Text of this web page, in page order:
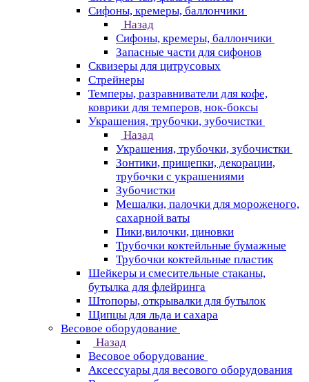
Сифоны, кремеры, баллончики
Назад
Сифоны, кремеры, баллончики
Запасные части для сифонов
Сквизеры для цитрусовых
Стрейнеры
Темперы, разравниватели для кофе,
коврики для темперов, нок-боксы
Украшения, трубочки, зубочистки
Назад
Украшения, трубочки, зубочистки
Зонтики, прищепки, декорации,
трубочки с украшениями
Зубочистки
Мешалки, палочки для мороженого,
сахарной ваты
Пики,вилочки, циновки
Трубочки коктейльные бумажные
Трубочки коктейльные пластик
Шейкеры и смесительные стаканы,
бутылка для флейринга
Штопоры, открывалки для бутылок
Щипцы для льда и сахара
Весовое оборудование
Назад
Весовое оборудование
Аксессуары для весового оборудования